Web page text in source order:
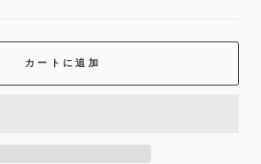
カートに追加